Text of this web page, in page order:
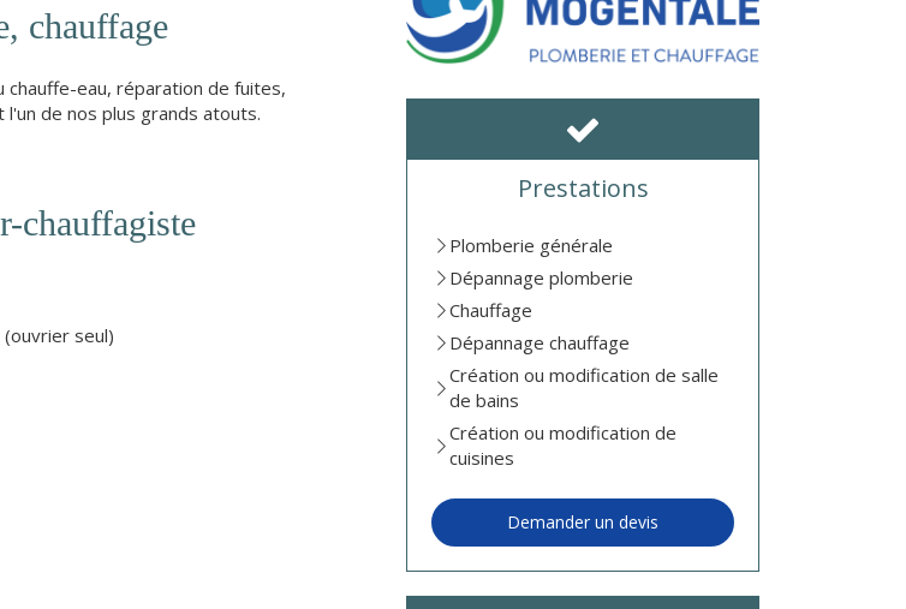
chauffage
chauffe-eau, réparation de fuites,
de nos plus grands atouts.
chauffagiste
seul)
Prestations
Plomberie générale
Dépannage plomberie
Chauffage
Dépannage chauffage
Création ou modification de salle
de bains
Création ou modification de
cuisines
Demander un devis